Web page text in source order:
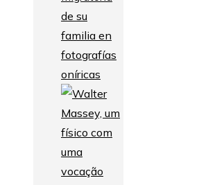
de su
familia en
fotografías
oníricas